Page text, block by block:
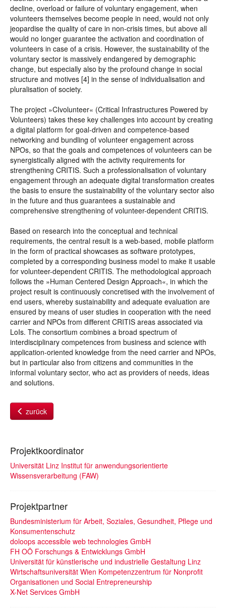
decline, overload or failure of voluntary engagement, when
volunteers themselves become people in need, would not only
jeopardise the quality of care in non-crisis times, but above all
would no longer guarantee the activation and coordination of
volunteers in case of a crisis. However, the sustainability of the
voluntary sector is massively endangered by demographic
change, but especially also by the profound change in social
structure and motives [4] in the sense of individualisation and
pluralisation of society.
The project »CIvolunteer« (Critical Infrastructures Powered by
Volunteers) takes these key challenges into account by creating
a digital platform for goal-driven and competence-based
networking and bundling of volunteer engagement across
NPOs, so that the goals and competences of volunteers can be
synergistically aligned with the activity requirements for
strengthening CRITIS. Such a professionalisation of voluntary
engagement through an adequate digital transformation creates
the basis to ensure the sustainability of the voluntary sector also
in the future and thus guarantees a sustainable and
comprehensive strengthening of volunteer-dependent CRITIS.
Based on research into the conceptual and technical
requirements, the central result is a web-based, mobile platform
in the form of practical showcases as software prototypes,
completed by a corresponding business model to make it usable
for volunteer-dependent CRITIS. The methodological approach
follows the »Human Centered Design Approach«, in which the
project result is continuously concretised with the involvement of
end users, whereby sustainability and adequate evaluation are
ensured by means of user studies in cooperation with the need
carrier and NPOs from different CRITIS areas associated via
LoIs. The consortium combines a broad spectrum of
interdisciplinary competences from business and science with
application-oriented knowledge from the need carrier and NPOs,
but in particular also from citizens and communities in the
informal voluntary sector, who act as providers of needs, ideas
and solutions.
zurück
Projektkoordinator
Universität Linz Institut für anwendungsorientierte
Wissensverarbeitung (FAW)
Projektpartner
Bundesministerium für Arbeit, Soziales, Gesundheit, Pflege und
Konsumentenschutz
doloops accessible web technologies GmbH
FH OÖ Forschungs & Entwicklungs GmbH
Universität für künstlerische und industrielle Gestaltung Linz
Wirtschaftsuniversität Wien Kompetenzzentrum für Nonprofit
Organisationen und Social Entrepreneurship
X-Net Services GmbH